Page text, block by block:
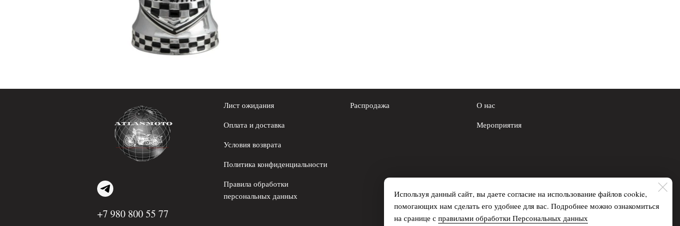
Используя данный сайт, вы даете согласие на использование файлов cookie,
помогающих нам сделать его удобнее для вас. Подробнее можно ознакомиться
на сранице с правилами обработки Персональных данных
+7 980 800 55 77
Лист ожидания
Оплата и доставка
Условия возврата
Политика конфиденциальности
Правила обработки
персональных данных
Распродажа
О нас
Мероприятия